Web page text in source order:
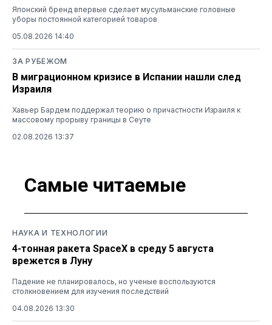
Японский бренд впервые сделает мусульманские головные
уборы постоянной категорией товаров
05.08.2026 14:40
ЗА РУБЕЖОМ
В миграционном кризисе в Испании нашли след
Израиля
Хавьер Бардем поддержал теорию о причастности Израиля к
массовому прорыву границы в Сеуте
02.08.2026 13:37
Самые читаемые
НАУКА И ТЕХНОЛОГИИ
4-тонная ракета SpaceX в среду 5 августа
врежется в Луну
Падение не планировалось, но ученые воспользуются
столкновением для изучения последствий
04.08.2026 13:30